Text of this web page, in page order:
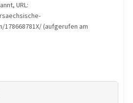
URL:
(aufgerufen am